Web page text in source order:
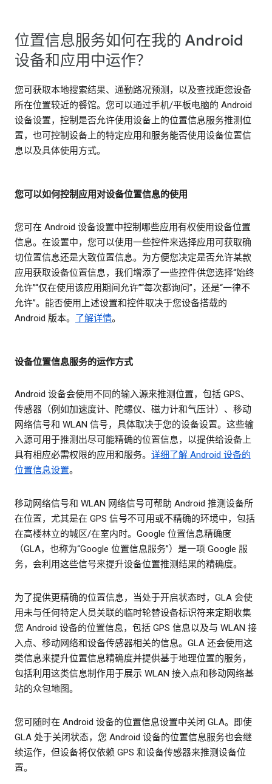
位置信息服务如何在我的 Android
设备和应用中运作？
您可获取本地搜索结果、通勤路况预测，以及查找距您设备
所在位置较近的餐馆。您可以通过手机/平板电脑的 Android
设备设置，控制是否允许使用设备上的位置信息服务推测位
置，也可控制设备上的特定应用和服务能否使用设备位置信
息以及具体使用方式。
您可以如何控制应用对设备位置信息的使用
您可在 Android 设备设置中控制哪些应用有权使用设备位置
信息。在设置中，您可以使用一些控件来选择应用可获取确
切位置信息还是大致位置信息。为方便您决定是否允许某款
应用获取设备位置信息，我们增添了一些控件供您选择“始终
允许”“仅在使用该应用期间允许”“每次都询问”，还是“一律不
允许”。能否使用上述设置和控件取决于您设备搭载的
Android 版本。 了解详情。
设备位置信息服务的运作方式
Android 设备会使用不同的输入源来推测位置，包括 GPS、
传感器（例如加速度计、陀螺仪、磁力计和气压计）、移动
网络信号和 WLAN 信号，具体取决于您的设备设置。这些输
入源可用于推测出尽可能精确的位置信息，以提供给设备上
具有相应必需权限的应用和服务。 详细了解 Android 设备的
位置信息设置。
移动网络信号和 WLAN 网络信号可帮助 Android 推测设备所
在位置，尤其是在 GPS 信号不可用或不精确的环境中，包括
在高楼林立的城区/在室内时。Google 位置信息精确度
（GLA，也称为“Google 位置信息服务”）是一项 Google 服
务，会利用这些信号来提升设备位置推测结果的精确度。
为了提供更精确的位置信息，当处于开启状态时，GLA 会使
用未与任何特定人员关联的临时轮替设备标识符来定期收集
您 Android 设备的位置信息，包括 GPS 信息以及与 WLAN 接
入点、移动网络和设备传感器相关的信息。GLA 还会使用这
类信息来提升位置信息精确度并提供基于地理位置的服务，
包括利用这类信息制作用于展示 WLAN 接入点和移动网络基
站的众包地图。
您可随时在 Android 设备的位置信息设置中关闭 GLA。即使
GLA 处于关闭状态，您 Android 设备的位置信息服务也会继
续运作，但设备将仅依赖 GPS 和设备传感器来推测设备位
置。